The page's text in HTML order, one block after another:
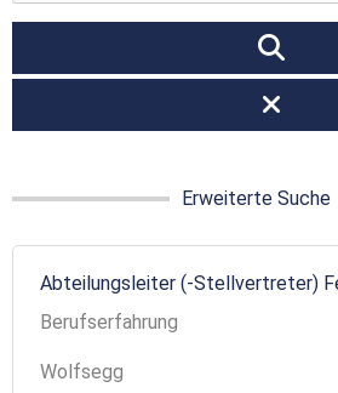
Erweiterte Suche
Abteilungsleiter (-Stellvertreter)
Berufserfahrung
Wolfsegg